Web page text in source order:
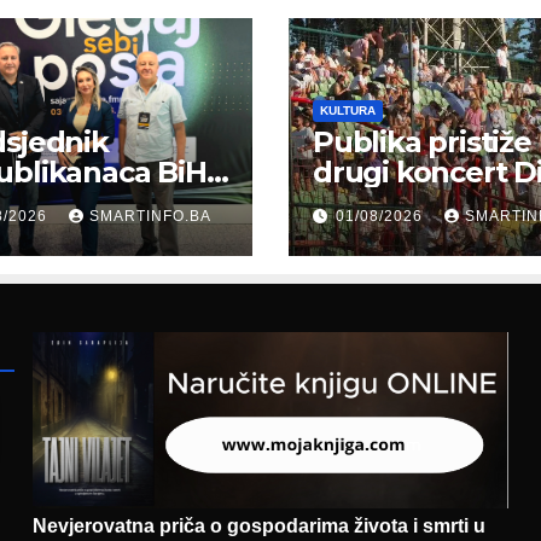
BiH
sajma
2026 SMARTINFO.BA
KULTURA
Publika pristiže
drugi koncert
Merlina na
01/08/2026
Nevjerovatna priča o gospodarima života i smrti u